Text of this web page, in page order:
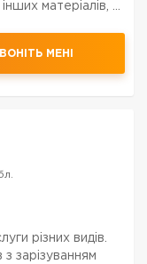
матеріалів, а
МЕНІ
різних видів.
зарізуванням